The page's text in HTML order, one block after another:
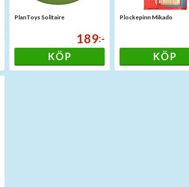
PlanToys Solitaire
189:-
KÖP
Plockepinn Mikado
KÖP